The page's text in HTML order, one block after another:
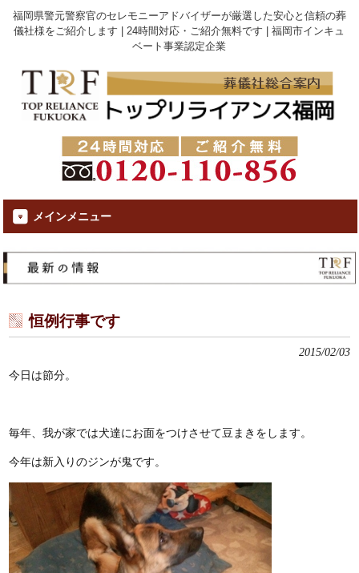
福岡県警元警察官のセレモニーアドバイザーが厳選した安心と信頼の葬
儀社様をご紹介します | 24時間対応・ご紹介無料です | 福岡市インキュ
ベート事業認定企業
メインメニュー
恒例行事です
2015/02/03
今日は節分。
毎年、我が家では犬達にお面をつけさせて豆まきをします。
今年は新入りのジンが鬼です。